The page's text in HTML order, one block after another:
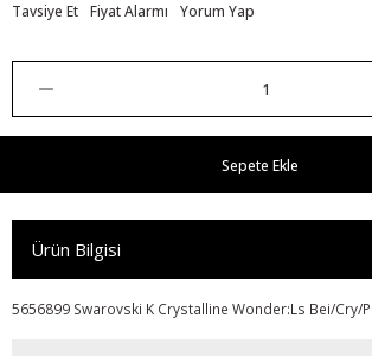
Tavsiye Et Fiyat Alarmı Yorum Yap
Sepete Ekle
Ürün Bilgisi
5656899 Swarovski K Crystalline Wonder:Ls Bei/Cry/